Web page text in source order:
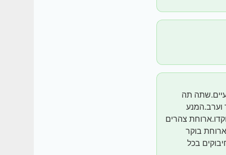
עד שבועיים.שתה תה
וערב.המנע
תפוח עץ 2 תמרים וחצי אבוקדו.ארוחת צהרים
בוקר
בכל